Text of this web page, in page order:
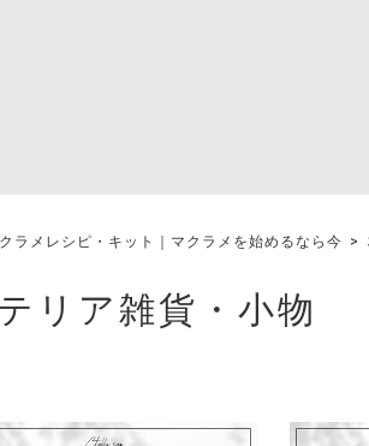
ラメレシピ・キット｜マクラメを始めるなら今
リア雑貨・小物